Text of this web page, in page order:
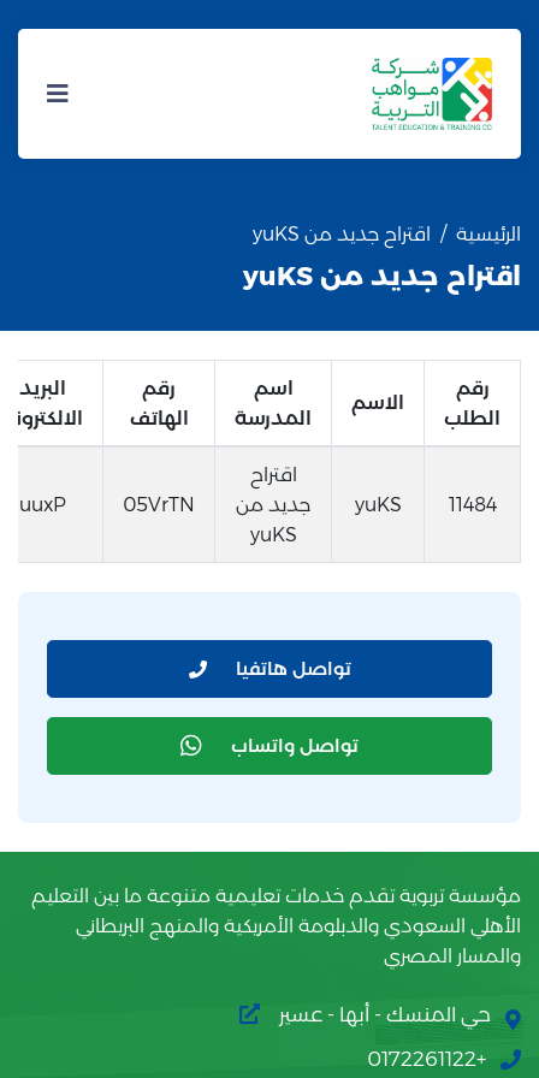
الرئيسية اقتراح جديد من yuKS
اقتراح جديد من yuKS
رقم
الطلب
الاسم
اسم
المدرسة
رقم
الهاتف
البريد
الالكتروني
11484
yuKS
اقتراح
جديد من
yuKS
05VrTN
uuxP
تواصل هاتفيا
تواصل واتساب
مؤسسة تربوية تقدم خدمات تعليمية متنوعة ما بين التعليم
الأهلي السعودي والدبلومة الأمريكية والمنهج البريطاني
والمسار المصري
حي المنسك - أبها - عسير
+0172261122